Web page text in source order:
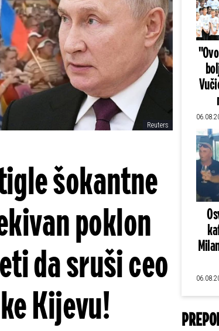
Reuters
šokantne
poklon
da sruši ceo
Kijevu!